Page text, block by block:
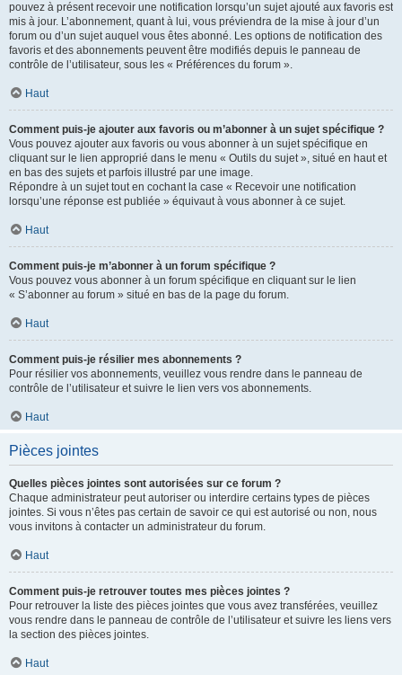
pouvez à présent recevoir une notification lorsqu’un sujet ajouté aux favoris est
mis à jour. L’abonnement, quant à lui, vous préviendra de la mise à jour d’un
forum ou d’un sujet auquel vous êtes abonné. Les options de notification des
favoris et des abonnements peuvent être modifiés depuis le panneau de
contrôle de l’utilisateur, sous les « Préférences du forum ».
Haut
Comment puis-je ajouter aux favoris ou m’abonner à un sujet spécifique ?
Vous pouvez ajouter aux favoris ou vous abonner à un sujet spécifique en
cliquant sur le lien approprié dans le menu « Outils du sujet », situé en haut et
en bas des sujets et parfois illustré par une image.
Répondre à un sujet tout en cochant la case « Recevoir une notification
lorsqu’une réponse est publiée » équivaut à vous abonner à ce sujet.
Haut
Comment puis-je m’abonner à un forum spécifique ?
Vous pouvez vous abonner à un forum spécifique en cliquant sur le lien
« S’abonner au forum » situé en bas de la page du forum.
Haut
Comment puis-je résilier mes abonnements ?
Pour résilier vos abonnements, veuillez vous rendre dans le panneau de
contrôle de l’utilisateur et suivre le lien vers vos abonnements.
Haut
Pièces jointes
Quelles pièces jointes sont autorisées sur ce forum ?
Chaque administrateur peut autoriser ou interdire certains types de pièces
jointes. Si vous n’êtes pas certain de savoir ce qui est autorisé ou non, nous
vous invitons à contacter un administrateur du forum.
Haut
Comment puis-je retrouver toutes mes pièces jointes ?
Pour retrouver la liste des pièces jointes que vous avez transférées, veuillez
vous rendre dans le panneau de contrôle de l’utilisateur et suivre les liens vers
la section des pièces jointes.
Haut